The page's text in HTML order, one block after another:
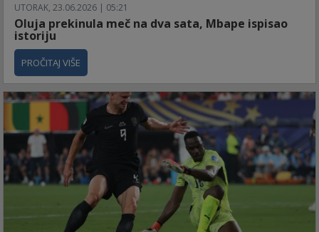
UTORAK, 23.06.2026 | 05:21
Oluja prekinula meč na dva sata, Mbape ispisao
istoriju
PROČITAJ VIŠE